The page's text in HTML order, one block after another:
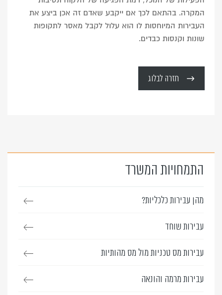
המקרה. בהתאם לכך אם ייקבע שאדם זה אכן ביצע את
העבירות המיוחסות לו הוא עלול לקבל מאסר לתקופות
שונות וקנסות כבדים.
חזרה לבלוג
התמחויות המשרד
מהן עבירות כלכליות?
עבירות שוחד
עבירות מס טכניות מול מס מהותיות
עבירות מרמה והונאה